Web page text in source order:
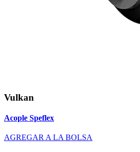
Vulkan
Acople Speflex
AGREGAR A LA BOLSA